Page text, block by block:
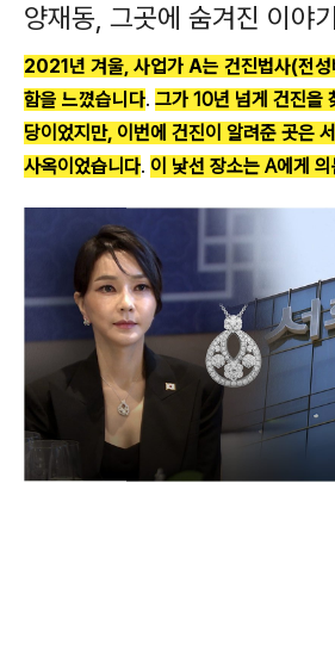
양재동, 그곳에 숨겨진 이야기
2021년 겨울, 사업가 A는 건진법사(전
함을 느꼈습니다. 그가 10년 넘게 건진을
당이었지만, 이번에 건진이 알려준 곳은
사옥이었습니다. 이 낯선 장소는 A에게